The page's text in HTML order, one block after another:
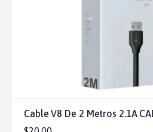
Cable V8 De 2 Metros 2.1A